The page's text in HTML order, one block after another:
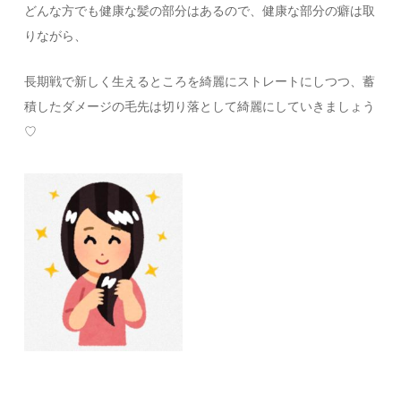
どんな方でも健康な髪の部分はあるので、健康な部分の癖は取
りながら、
長期戦で新しく生えるところを綺麗にストレートにしつつ、蓄
積したダメージの毛先は切り落として綺麗にしていきましょう
♡